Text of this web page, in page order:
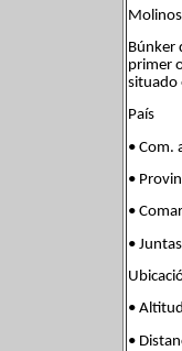
Búnker
primer
situado
País
•
•
•
•
•
•